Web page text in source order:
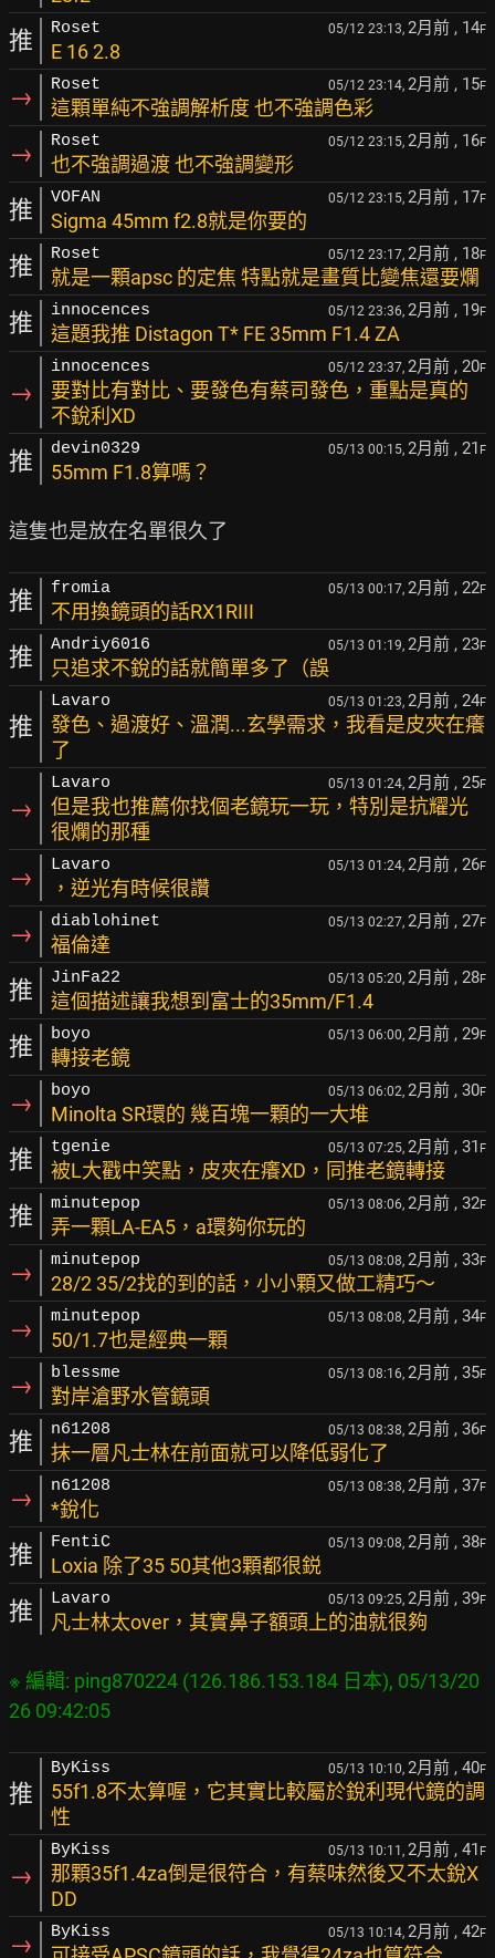
推 Roset 05/12 23:13, 2月前 , 14F
E 16 2.8
→ Roset 05/12 23:14, 2月前 , 15F
這顆單純不強調解析度 也不強調色彩
→ Roset 05/12 23:15, 2月前 , 16F
也不強調過渡 也不強調變形
推 VOFAN 05/12 23:15, 2月前 , 17F
Sigma 45mm f2.8就是你要的
推 Roset 05/12 23:17, 2月前 , 18F
就是一顆apsc 的定焦 特點就是畫質比變焦還要爛
推 innocences 05/12 23:36, 2月前 , 19F
這題我推 Distagon T* FE 35mm F1.4 ZA
→
innocences 05/12 23:37, 2月前 , 20F
要對比有對比、要發色有蔡司發色，重點是真的
不銳利XD
推 devin0329 05/13 00:15, 2月前 , 21 F
55mm F1.8算嗎？
推 fromia 05/13 00:17, 2月前 , 22F
不用換鏡頭的話RX1RIII
推 Andriy6016 05/13 01:19, 2月前 , 23F
只追求不銳的話就簡單多了（誤
推
Lavaro 05/13 01:23, 2月前 , 24F
發色、過渡好、溫潤...玄學需求，我看是皮夾在癢
了
→
Lavaro 05/13 01:24, 2月前 , 25F
但是我也推薦你找個老鏡玩一玩，特別是抗耀光
很爛的那種
→ Lavaro 05/13 01:24, 2月前 , 26F
，逆光有時候很讚
→ diablohinet 05/13 02:27, 2月前 , 27F
福倫達
推 JinFa22 05/13 05:20, 2月前 , 28F
這個描述讓我想到富士的35mm/F1.4
推 boyo 05/13 06:00, 2月前 , 29F
轉接老鏡
→ boyo 05/13 06:02, 2月前 , 30F
Minolta SR環的 幾百塊一顆的一大堆
推 tgenie 05/13 07:25, 2月前 , 31 F
被L大戳中笑點，皮夾在癢XD，同推老鏡轉接
推 minutepop 05/13 08:06, 2月前 , 32F
弄一顆LA-EA5，a環夠你玩的
→ minutepop 05/13 08:08, 2月前 , 33F
28/2 35/2找的到的話，小小顆又做工精巧～
→ minutepop 05/13 08:08, 2月前 , 34F
50/1.7也是經典一顆
→ blessme 05/13 08:16, 2月前 , 35F
對岸滄野水管鏡頭
推 n61208 05/13 08:38, 2月前 , 36F
抹一層凡士林在前面就可以降低弱化了
→ n61208 05/13 08:38, 2月前 , 37F
*銳化
推 FentiC 05/13 09:08, 2月前 , 38F
Loxia 除了35 50其他3顆都很鋭
推 Lavaro 05/13 09:25, 2月前 , 39F
凡士林太over，其實鼻子額頭上的油就很夠
※ 編輯: ping870224 (126.186.153.184 日本), 05/13/20
推
ByKiss 05/13 10:10, 2月前 , 40F
55f1.8不太算喔，它其實比較屬於銳利現代鏡的調
性
→
ByKiss 05/13 10:11, 2月前 , 41 F
那顆35f1.4za倒是很符合，有蔡味然後又不太銳X
DD
→ ByKiss 05/13 10:14, 2月前 , 42F